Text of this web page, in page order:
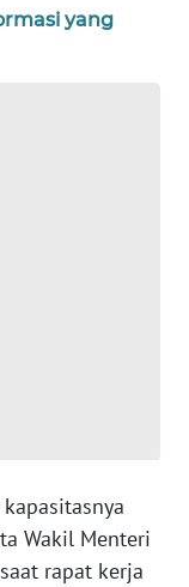
yang
Wakil Menteri
rapat kerja